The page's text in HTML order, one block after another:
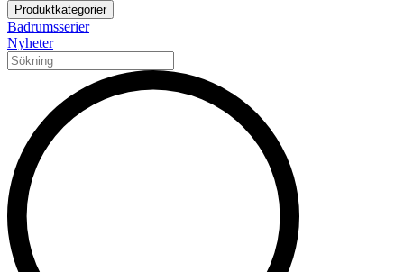
Produktkategorier
Badrumsserier
Nyheter